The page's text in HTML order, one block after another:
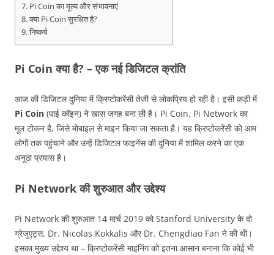
Pi Coin का मूल्य और संभावनाएं
क्या Pi Coin सुरक्षित है?
निष्कर्ष
Pi Coin क्या है? – एक नई डिजिटल क्रांति
आज की डिजिटल दुनिया में क्रिप्टोकरेंसी तेजी से लोकप्रिय हो रही है। इसी कड़ी में
Pi Coin (पाई कॉइन) ने खास जगह बना ली है। Pi Coin, Pi Network का
मूल टोकन है, जिसे मोबाइल से माइन किया जा सकता है। यह क्रिप्टोकरेंसी को आम
लोगों तक पहुंचाने और उन्हें डिजिटल फाइनेंस की दुनिया में शामिल करने का एक
अनूठा प्रयास है।
Pi Network की शुरुआत और उद्देश्य
Pi Network की शुरुआत 14 मार्च 2019 को Stanford University के दो
ग्रेजुएट्स, Dr. Nicolas Kokkalis और Dr. Chengdiao Fan ने की थी।
इसका मुख्य उद्देश्य था – क्रिप्टोकरेंसी माइनिंग को इतना आसान बनाना कि कोई भी